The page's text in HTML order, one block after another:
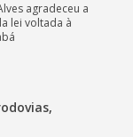
agradeceu a
lei voltada à